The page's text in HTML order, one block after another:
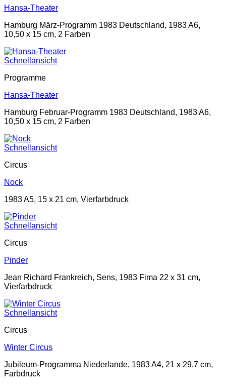
Hansa-Theater
Hamburg März-Programm 1983 Deutschland, 1983 A6,
10,50 x 15 cm, 2 Farben
Schnellansicht
Programme
Hansa-Theater
Hamburg Februar-Programm 1983 Deutschland, 1983 A6,
10,50 x 15 cm, 2 Farben
Schnellansicht
Circus
Nock
1983 A5, 15 x 21 cm, Vierfarbdruck
Schnellansicht
Circus
Pinder
Jean Richard Frankreich, Sens, 1983 Fima 22 x 31 cm,
Vierfarbdruck
Schnellansicht
Circus
Winter Circus
Jubileum-Programma Niederlande, 1983 A4, 21 x 29,7 cm,
Farbdruck